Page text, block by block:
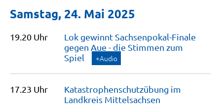
Samstag, 24. Mai 2025
19.20 Uhr
Lok gewinnt Sachsenpokal-Finale
gegen Aue - die Stimmen zum
Spiel
+Audio
17.23 Uhr
Katastrophenschutzübung im
Landkreis Mittelsachsen